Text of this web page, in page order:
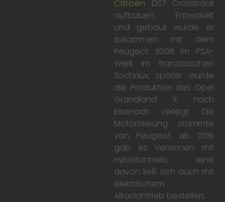
Citroën DS7 Crossback
aufbauen. Entwickelt
und gebaut wurde er
zusammen mit dem
Peugeot 3008 im PSA-
Werk im französischen
Sochaux, später wurde
die Produktion des Opel
Grandland X nach
Eisenach verlegt. Die
Motorisierung stammte
von Peugeot, ab 2019
gab es Versionen mit
Hybridantrieb, eine
davon ließ sich auch mit
elektrischem
Allradantrieb bestellen.